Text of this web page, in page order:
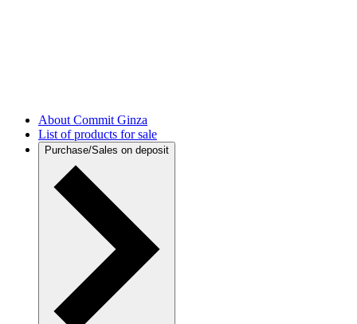
About Commit Ginza
List of products for sale
Purchase/Sales on deposit